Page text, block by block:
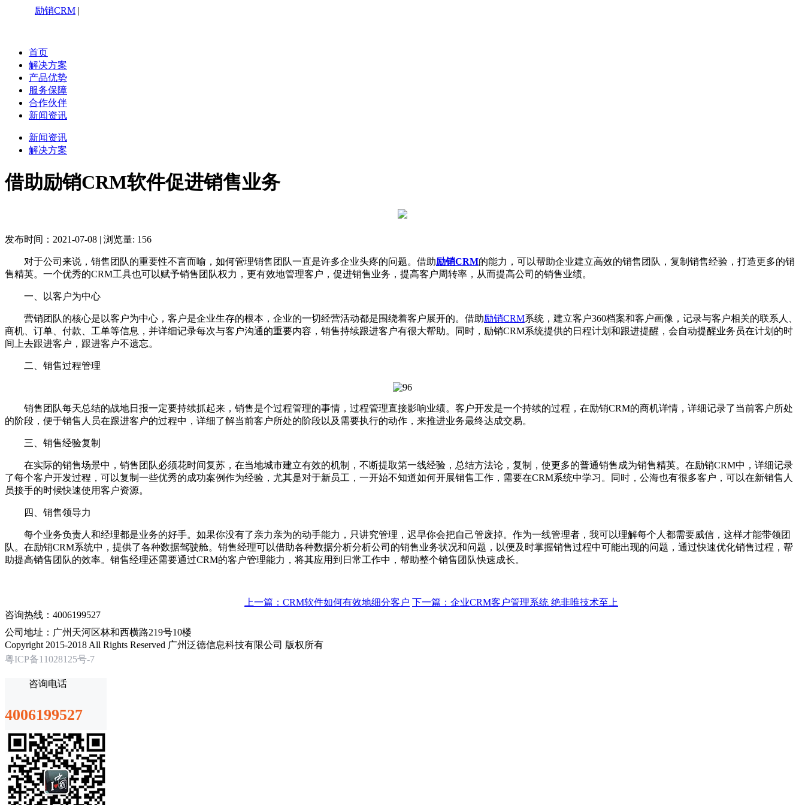
励销CRM |
首页
解决方案
产品优势
服务保障
合作伙伴
新闻资讯
新闻资讯
解决方案
借助励销CRM软件促进销售业务
发布时间：2021-07-08 | 浏览量: 156
对于公司来说，销售团队的重要性不言而喻，如何管理销售团队一直是许多企业头疼的问题。借助励销CRM的能力，可以帮助企业建立高效的销售团队，复制销售经验，打造更多的销
售精英。一个优秀的CRM工具也可以赋予销售团队权力，更有效地管理客户，促进销售业务，提高客户周转率，从而提高公司的销售业绩。
一、以客户为中心
营销团队的核心是以客户为中心，客户是企业生存的根本，企业的一切经营活动都是围绕着客户展开的。借助励销CRM系统，建立客户360档案和客户画像，记录与客户相关的联系人、
商机、订单、付款、工单等信息，并详细记录每次与客户沟通的重要内容，销售持续跟进客户有很大帮助。同时，励销CRM系统提供的日程计划和跟进提醒，会自动提醒业务员在计划的时
间上去跟进客户，跟进客户不遗忘。
二、销售过程管理
销售团队每天总结的战地日报一定要持续抓起来，销售是个过程管理的事情，过程管理直接影响业绩。客户开发是一个持续的过程，在励销CRM的商机详情，详细记录了当前客户所处
的阶段，便于销售人员在跟进客户的过程中，详细了解当前客户所处的阶段以及需要执行的动作，来推进业务最终达成交易。
三、销售经验复制
在实际的销售场景中，销售团队必须花时间复苏，在当地城市建立有效的机制，不断提取第一线经验，总结方法论，复制，使更多的普通销售成为销售精英。在励销CRM中，详细记录
了每个客户开发过程，可以复制一些优秀的成功案例作为经验，尤其是对于新员工，一开始不知道如何开展销售工作，需要在CRM系统中学习。同时，公海也有很多客户，可以在新销售人
员接手的时候快速使用客户资源。
四、销售领导力
每个业务负责人和经理都是业务的好手。如果你没有了亲力亲为的动手能力，只讲究管理，迟早你会把自己管废掉。作为一线管理者，我可以理解每个人都需要威信，这样才能带领团
队。在励销CRM系统中，提供了各种数据驾驶舱。销售经理可以借助各种数据分析分析公司的销售业务状况和问题，以便及时掌握销售过程中可能出现的问题，通过快速优化销售过程，帮
助提高销售团队的效率。销售经理还需要通过CRM的客户管理能力，将其应用到日常工作中，帮助整个销售团队快速成长。
上一篇：CRM软件如何有效地细分客户 下一篇：企业CRM客户管理系统 绝非唯技术至上
咨询热线：4006199527
公司地址：广州天河区林和西横路219号10楼
Copyright 2015-2018 All Rights Reserved 广州泛德信息科技有限公司 版权所有
粤ICP备11028125号-7
咨询电话
4006199527